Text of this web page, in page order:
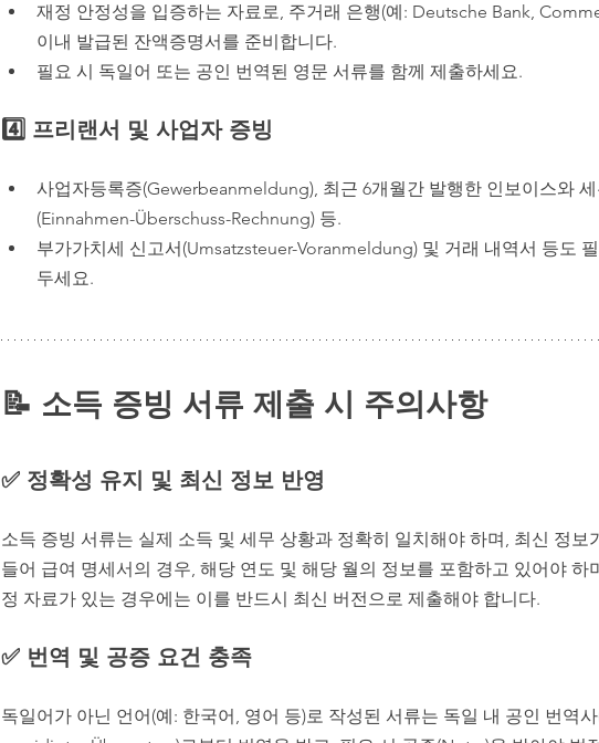
재정 안정성을 입증하는 자료로, 주거래 은행(예: Deutsche Bank,
이내 발급된 잔액증명서를 준비합니다.
필요 시 독일어 또는 공인 번역된 영문 서류를 함께 제출하세요.
4️⃣ 프리랜서 및 사업자 증빙
사업자등록증(Gewerbeanmeldung), 최근 6개월간 발행한 인보이스와
(Einnahmen-Überschuss-Rechnung) 등.
부가가치세 신고서(Umsatzsteuer-Voranmeldung) 및 거래 내역서 등도
두세요.
📝 소득 증빙 서류 제출 시 주의사항
✅ 정확성 유지 및 최신 정보 반영
소득 증빙 서류는 실제 소득 및 세무 상황과 정확히 일치해야 하며, 최신 정보
들어 급여 명세서의 경우, 해당 연도 및 해당 월의 정보를 포함하고 있어야 하
정 자료가 있는 경우에는 이를 반드시 최신 버전으로 제출해야 합니다.
✅ 번역 및 공증 요건 충족
독일어가 아닌 언어(예: 한국어, 영어 등)로 작성된 서류는 독일 내 공인 번역